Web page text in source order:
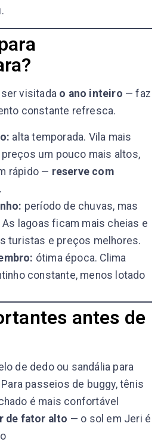
visitada o ano inteiro — faz
constante refresca.
alta temporada. Vila mais
preços um pouco mais altos,
rápido — reserve com
.
período de chuvas, mas
As lagoas ficam mais cheias e
turistas e preços melhores.
ótima época. Clima
constante, menos lotado
antes de
de dedo ou sandália para
passeios de buggy, tênis
é mais confortável
de fator alto — o sol em Jeri é